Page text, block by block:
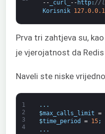
-- _curl_ -- http: //
Korisnik
127.0.0.1
Prva tri zahtjeva su,
je vjerojatnost da
Naveli ste niske
1
2
3
4
. . .
$max_calls_limit =
$time_period = 15;
. . .